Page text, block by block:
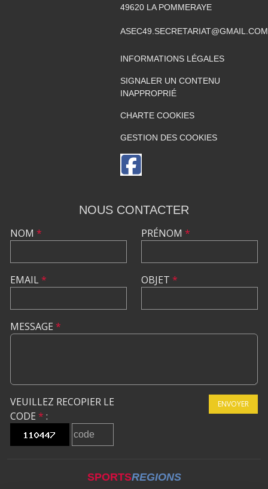
49620 LA POMMERAYE
ASEC49.SECRETARIAT@GMAIL.COM
INFORMATIONS LÉGALES
SIGNALER UN CONTENU
INAPPROPRIÉ
CHARTE COOKIES
GESTION DES COOKIES
NOUS CONTACTER
NOM *
EMAIL*
PRÉNOM *
OBJET *
MESSAGE *
VEUILLEZ RECOPIER LE
CODE * :
ENVOYER
SPORTSREGIONS